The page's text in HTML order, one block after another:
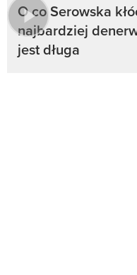
O co Serowska
najbardziej
jest długa